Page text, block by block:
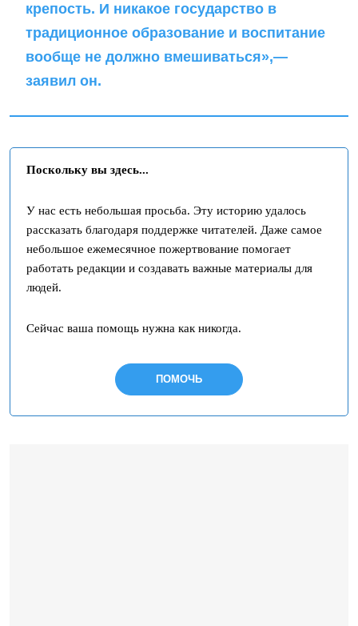
крепость. И никакое государство в
традиционное образование и воспитание
вообще не должно вмешиваться»,—
заявил он.
Поскольку вы здесь...
У нас есть небольшая просьба. Эту историю удалось
рассказать благодаря поддержке читателей. Даже самое
небольшое ежемесячное пожертвование помогает
работать редакции и создавать важные материалы для
людей.
Сейчас ваша помощь нужна как никогда.
ПОМОЧЬ